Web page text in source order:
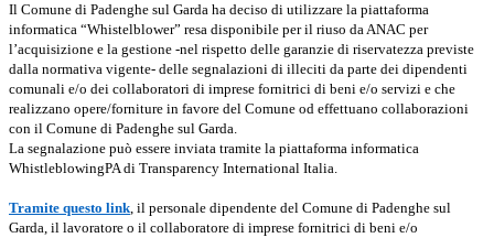
Il Comune di Padenghe sul Garda ha deciso di utilizzare la piattaforma
informatica “Whistelblower” resa disponibile per il riuso da ANAC per
l’acquisizione e la gestione -nel rispetto delle garanzie di riservatezza previste
dalla normativa vigente- delle segnalazioni di illeciti da parte dei dipendenti
comunali e/o dei collaboratori di imprese fornitrici di beni e/o servizi e che
realizzano opere/forniture in favore del Comune od effettuano collaborazioni
con il Comune di Padenghe sul Garda.
La segnalazione può essere inviata tramite la piattaforma informatica
WhistleblowingPA di Transparency International Italia.
Tramite questo link, il personale dipendente del Comune di Padenghe sul
Garda, il lavoratore o il collaboratore di imprese fornitrici di beni e/o